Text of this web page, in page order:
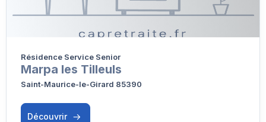
Résidence Service Senior
Marpa les Tilleuls
Saint-Maurice-le-Girard 85390
Découvrir